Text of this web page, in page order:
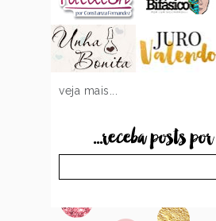
veja mais...
...receba posts